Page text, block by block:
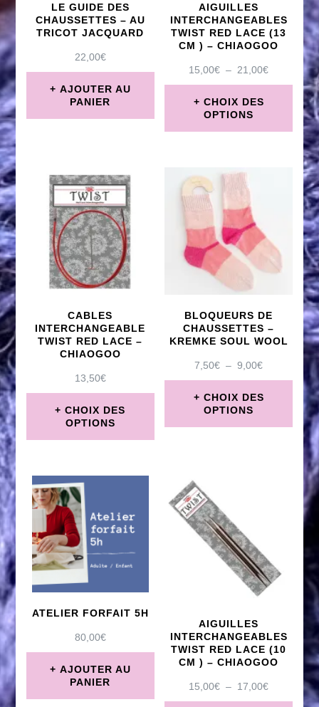
LE GUIDE DES
CHAUSSETTES – AU
TRICOT JACQUARD
22,00€
AJOUTER AU
PANIER
AIGUILLES
INTERCHANGEABLES
TWIST RED LACE (13
CM ) – CHIAOGOO
15,00€ – 21,00€PLAGE
DE
CHOIX DES
OPTIONS
a
plusieurs
variations.
Les
être
sur
la
page
CABLES
INTERCHANGEABLE
TWIST RED LACE –
CHIAOGOO
13,50€
CHOIX DES
OPTIONS
produit
plusieurs
variations.
Les
options
peuvent
être
choisies
sur
BLOQUEURS DE
CHAUSSETTES –
KREMKE SOUL WOOL
7,50€ – 9,00€PLAGE
DE
PRIX :
CHOIX DES
OPTIONS
variations.
Les
options
peuvent
être
choisies
ATELIER FORFAIT 5H
80,00€
AJOUTER AU
PANIER
AIGUILLES
INTERCHANGEABLES
TWIST RED LACE (10
CM ) – CHIAOGOO
15,00€ – 17,00€PLAGE
DE